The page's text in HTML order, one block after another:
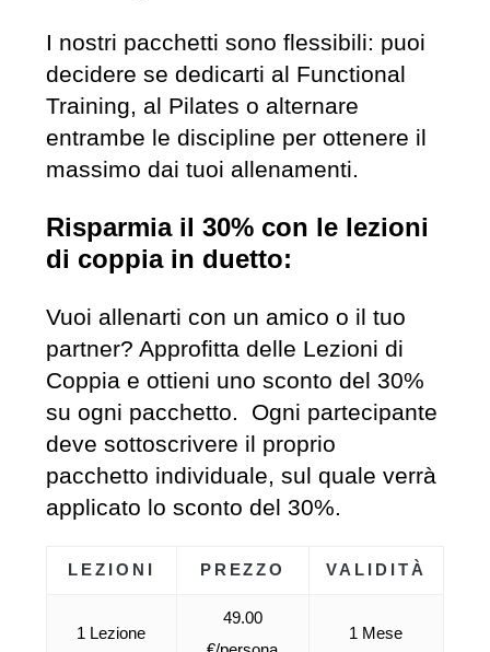
I nostri pacchetti sono flessibili: puoi
decidere se dedicarti al Functional
Training, al Pilates o alternare
entrambe le discipline per ottenere il
massimo dai tuoi allenamenti.
Risparmia il 30% con le lezioni
di coppia in duetto:
Vuoi allenarti con un amico o il tuo
partner? Approfitta delle Lezioni di
Coppia e ottieni uno sconto del 30%
su ogni pacchetto. Ogni partecipante
deve sottoscrivere il proprio
pacchetto individuale, sul quale verrà
applicato lo sconto del 30%.
LEZIONI PREZZO VALIDITÀ
1 Lezione
49.00
1 Mese